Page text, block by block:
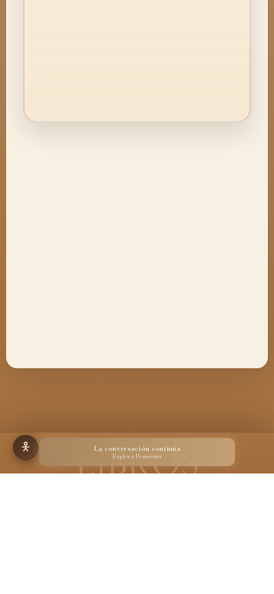
La conversación continúa
Explora Premium